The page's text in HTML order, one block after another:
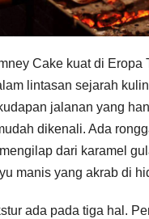
Cake kuat di Eropa
lintasan sejarah
jalanan yang
dikenali. Ada
dari karamel
manis yang akrab di
ada pada tiga hal.